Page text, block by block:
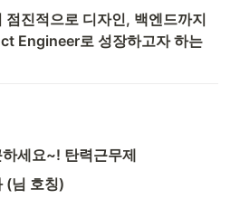
점진적으로 디자인, 백엔드까지
Engineer로 성장하고자 하는
세요~! 탄력근무제
(님 호칭)